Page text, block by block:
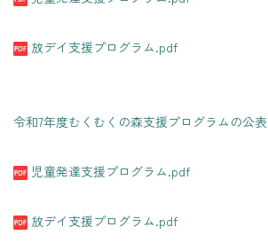
放デイ支援プログラム.pdf
令和7年度むくむくの森支援プログラムの公表
児童発達支援プログラム.pdf
放デイ支援プログラム.pdf